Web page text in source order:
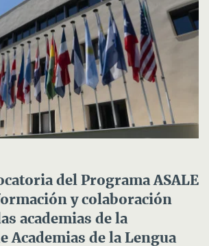
del Programa ASALE
y colaboración
academias de la
Academias de la Lengua